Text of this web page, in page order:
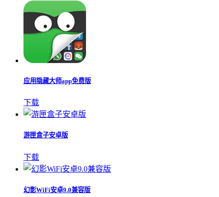
应用隐藏大师app免费版
下载
游匣盒子安卓版
下载
幻影WiFi安卓9.0兼容版